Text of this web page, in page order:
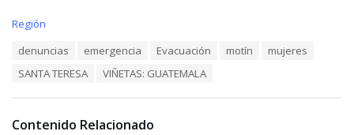
C
i
Región
denuncias emergencia Evacuación motín
mujeres
SANTA TERESA
VIÑETAS: GUATEMALA
Contenido Relacionado